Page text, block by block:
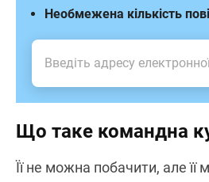
Необмежена кількість
Що таке командна
Її не можна побачити, але її